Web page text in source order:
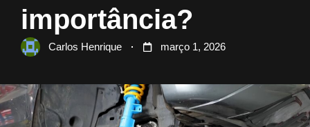
importância?
Carlos Henrique março 1, 2026